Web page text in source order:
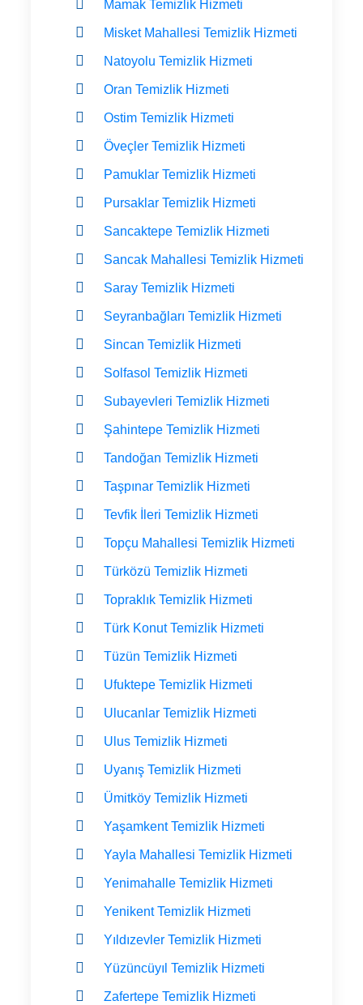
Mamak Temizlik Hizmeti
Misket Mahallesi Temizlik Hizmeti
Natoyolu Temizlik Hizmeti
Oran Temizlik Hizmeti
Ostim Temizlik Hizmeti
Öveçler Temizlik Hizmeti
Pamuklar Temizlik Hizmeti
Pursaklar Temizlik Hizmeti
Sancaktepe Temizlik Hizmeti
Sancak Mahallesi Temizlik Hizmeti
Saray Temizlik Hizmeti
Seyranbağları Temizlik Hizmeti
Sincan Temizlik Hizmeti
Solfasol Temizlik Hizmeti
Subayevleri Temizlik Hizmeti
Şahintepe Temizlik Hizmeti
Tandoğan Temizlik Hizmeti
Taşpınar Temizlik Hizmeti
Tevfik İleri Temizlik Hizmeti
Topçu Mahallesi Temizlik Hizmeti
Türközü Temizlik Hizmeti
Topraklık Temizlik Hizmeti
Türk Konut Temizlik Hizmeti
Tüzün Temizlik Hizmeti
Ufuktepe Temizlik Hizmeti
Ulucanlar Temizlik Hizmeti
Ulus Temizlik Hizmeti
Uyanış Temizlik Hizmeti
Ümitköy Temizlik Hizmeti
Yaşamkent Temizlik Hizmeti
Yayla Mahallesi Temizlik Hizmeti
Yenimahalle Temizlik Hizmeti
Yenikent Temizlik Hizmeti
Yıldızevler Temizlik Hizmeti
Yüzüncüyıl Temizlik Hizmeti
Zafertepe Temizlik Hizmeti